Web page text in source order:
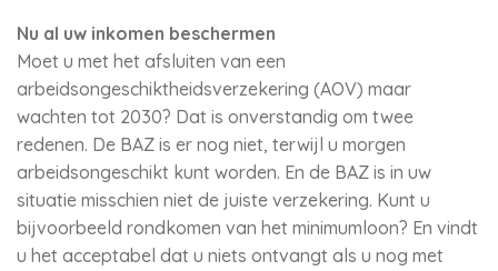
Nu al uw inkomen beschermen
Moet u met het afsluiten van een
arbeidsongeschiktheidsverzekering (AOV) maar
wachten tot 2030? Dat is onverstandig om twee
redenen. De BAZ is er nog niet, terwijl u morgen
arbeidsongeschikt kunt worden. En de BAZ is in uw
situatie misschien niet de juiste verzekering. Kunt u
bijvoorbeeld rondkomen van het minimumloon? En vindt
u het acceptabel dat u niets ontvangt als u nog met